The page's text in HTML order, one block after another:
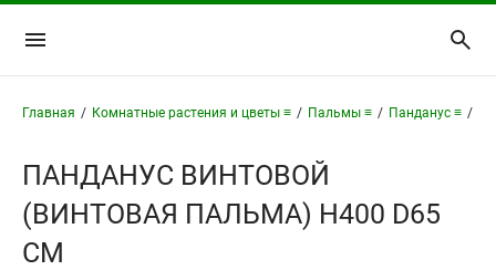
Главная / Комнатные растения и цветы ≡ / Пальмы ≡ / Панданус ≡ /
ПАНДАНУС ВИНТОВОЙ
(ВИНТОВАЯ ПАЛЬМА) H400 D65
СМ